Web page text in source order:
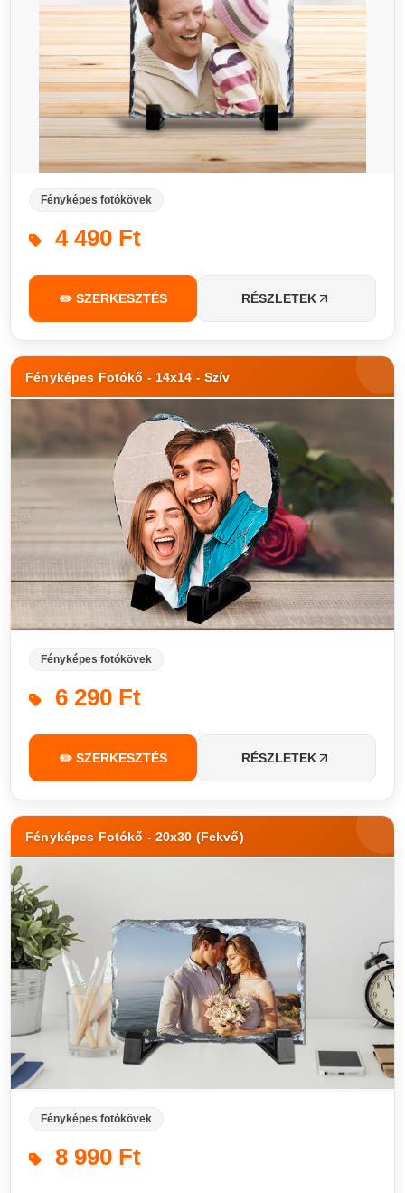
Fényképes fotókövek
4 490 Ft
✏️ SZERKESZTÉS RÉSZLETEK
Fényképes Fotókő - 14x14 - Szív
Fényképes fotókövek
6 290 Ft
✏️ SZERKESZTÉS RÉSZLETEK
Fényképes Fotókő - 20x30 (Fekvő)
Fényképes fotókövek
8 990 Ft